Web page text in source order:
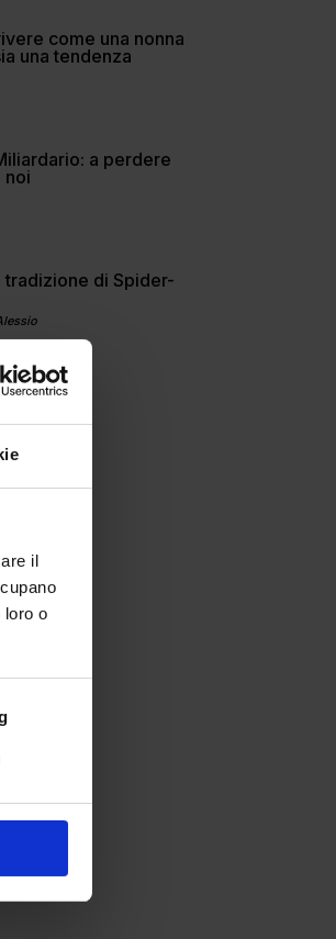
il
loro o
come una nonna
una tendenza
a perdere
noi
tradizione di Spider-